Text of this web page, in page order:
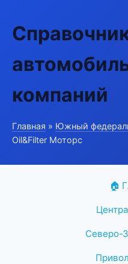
компаний
Главная » Южный
Oil&Filter Моторс
🏠
Северо-